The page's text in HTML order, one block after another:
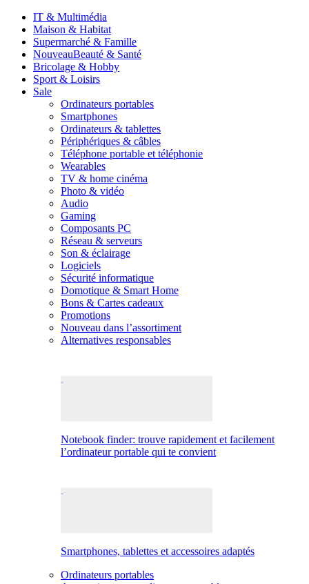
IT & Multimédia
Maison & Habitat
Supermarché & Famille
NouveauBeauté & Santé
Bricolage & Hobby
Sport & Loisirs
Sale
Ordinateurs portables
Smartphones
Ordinateurs & tablettes
Périphériques & câbles
Téléphone portable et téléphonie
Wearables
TV & home cinéma
Photo & vidéo
Audio
Gaming
Composants PC
Réseau & serveurs
Son & éclairage
Logiciels
Sécurité informatique
Domotique & Smart Home
Bons & Cartes cadeaux
Promotions
Nouveau dans l’assortiment
Alternatives responsables
Notebook finder: trouve rapidement et facilement
l’ordinateur portable qui te convient
Smartphones, tablettes et accessoires adaptés
Ordinateurs portables